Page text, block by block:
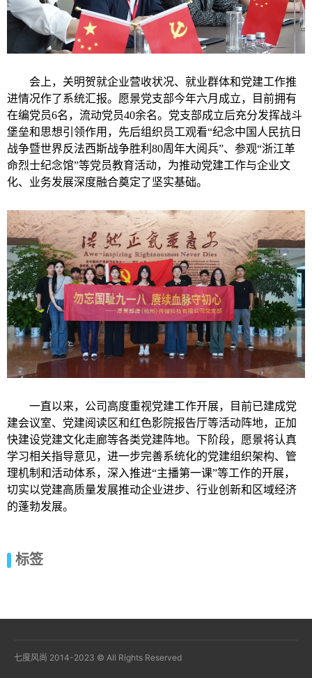
会上，关明贺就企业营收状况、就业群体和党建工作推
进情况作了系统汇报。愿景党支部今年六月成立，目前拥有
在编党员6名，流动党员40余名。党支部成立后充分发挥战斗
堡垒和思想引领作用，先后组织员工观看“纪念中国人民抗日
战争暨世界反法西斯战争胜利80周年大阅兵”、参观“浙江革
命烈士纪念馆”等党员教育活动，为推动党建工作与企业文
化、业务发展深度融合奠定了坚实基础。
一直以来，公司高度重视党建工作开展，目前已建成党
建会议室、党建阅读区和红色影院报告厅等活动阵地，正加
快建设党建文化走廊等各类党建阵地。下阶段，愿景将认真
学习相关指导意见，进一步完善系统化的党建组织架构、管
理机制和活动体系，深入推进“主播第一课”等工作的开展，
切实以党建高质量发展推动企业进步、行业创新和区域经济
的蓬勃发展。
标签
七度风尚 2014-2023 © All Rights Reserved